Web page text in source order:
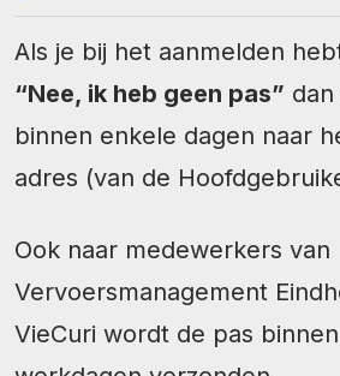
Als je bij het aanmelden
“Nee, ik heb geen pas”
binnen enkele dagen naar
adres (van de
Ook naar medewerkers van
Vervoersmanagement
VieCuri wordt de pas